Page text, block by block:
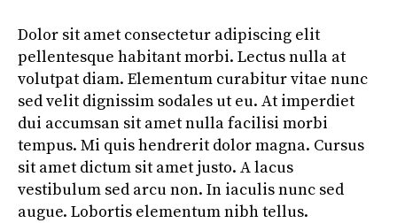
Dolor sit amet consectetur adipiscing elit
pellentesque habitant morbi. Lectus nulla at
volutpat diam. Elementum curabitur vitae nunc
sed velit dignissim sodales ut eu. At imperdiet
dui accumsan sit amet nulla facilisi morbi
tempus. Mi quis hendrerit dolor magna. Cursus
sit amet dictum sit amet justo. A lacus
vestibulum sed arcu non. In iaculis nunc sed
augue. Lobortis elementum nibh tellus.